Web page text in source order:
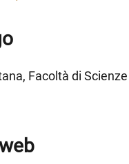
Facoltà di